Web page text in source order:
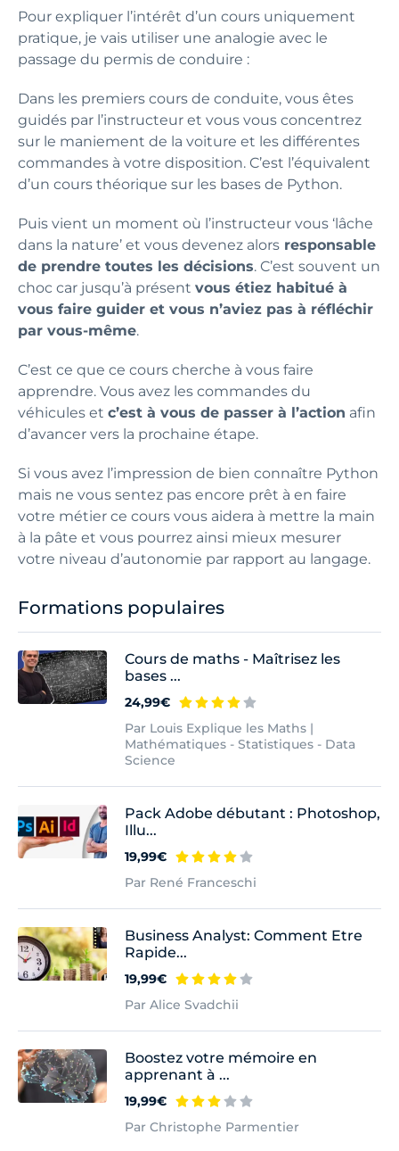
Pour expliquer l’intérêt d’un cours uniquement
pratique, je vais utiliser une analogie avec le
passage du permis de conduire :
Dans les premiers cours de conduite, vous êtes
guidés par l’instructeur et vous vous concentrez
sur le maniement de la voiture et les différentes
commandes à votre disposition. C’est l’équivalent
d’un cours théorique sur les bases de Python.
Puis vient un moment où l’instructeur vous ‘lâche
dans la nature’ et vous devenez alors responsable
de prendre toutes les décisions. C’est souvent un
choc car jusqu’à présent vous étiez habitué à
vous faire guider et vous n’aviez pas à réfléchir
par vous-même.
C’est ce que ce cours cherche à vous faire
apprendre. Vous avez les commandes du
véhicules et c’est à vous de passer à l’action afin
d’avancer vers la prochaine étape.
Si vous avez l’impression de bien connaître Python
mais ne vous sentez pas encore prêt à en faire
votre métier ce cours vous aidera à mettre la main
à la pâte et vous pourrez ainsi mieux mesurer
votre niveau d’autonomie par rapport au langage.
Formations populaires
Cours de maths - Maîtrisez les
bases ...
24,99€
Par Louis Explique les Maths |
Mathématiques - Statistiques - Data
Science
Pack Adobe débutant : Photoshop,
Illu...
19,99€
Par René Franceschi
Business Analyst: Comment Etre
Rapide...
19,99€
Par Alice Svadchii
Boostez votre mémoire en
apprenant à ...
19,99€
Par Christophe Parmentier